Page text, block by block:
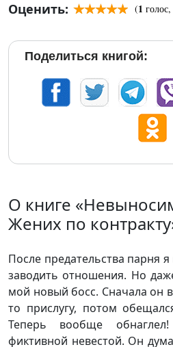
Оценить:
(1
Поделиться книгой:
О книге
Жених по
После предательства парня
заводить отношения. Но
мой новый босс. Сначала он
то прислугу, потом
Теперь вообще
фиктивной невестой. Он